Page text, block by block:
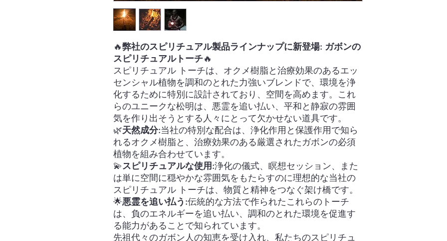
🔥弊社のスピリチュアル製品ラインナップに新登場: ガボンの
スピリチュアルトーチ🔥
スピリチュアル トーチは、オクメ樹脂と治療効果のあるエッ
センシャル植物を調和のとれた力強いブレンドで、環境を浄
化するために特別に設計されており、空間を高めます。これ
らのユニークな松明は、悪霊を追い払い、平和と静寂の雰囲
気を作り出そうとする人々にとって欠かせない道具です。
🌿天然成分:当社の特別な配合は、浄化作用と保護作用で知ら
れるオクメ樹脂と、治療効果のある厳選されたガボンの必須
植物を組み合わせています。
💫スピリチュアルな使用:浄化の儀式、瞑想セッション、また
は単に空間に穏やかな雰囲気をもたらすのに理想的な当社の
スピリチュアル トーチは、物質と精神をつなぐ架け橋です。
🌟悪霊を追い払う:伝統的な方法で作られたこれらのトーチ
は、負のエネルギーを追い払い、調和のとれた環境を促進す
る能力があることで知られています。
先祖代々のガボン人の知恵を受け入れ、私たちのスピリチュ